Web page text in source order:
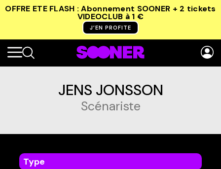
OFFRE ETE FLASH : Abonnement SOONER + 2 tickets
VIDEOCLUB à 1 €
J’EN PROFITE
JENS JONSSON
Scénariste
Type